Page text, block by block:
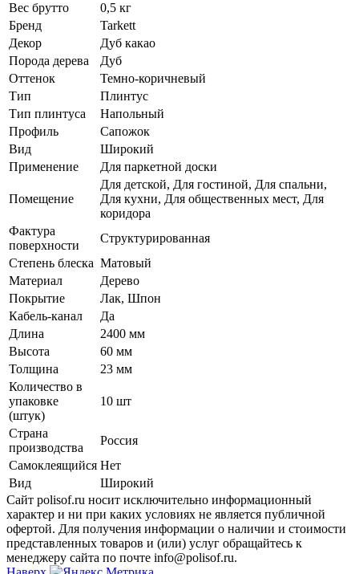
Вес брутто
0,5 кг
Бренд
Tarkett
Декор
Дуб какао
Порода дерева
Дуб
Оттенок
Темно-коричневый
Тип
Плинтус
Тип плинтуса
Напольный
Профиль
Сапожок
Вид
Широкий
Применение
Для паркетной доски
Помещение
Для детской, Для гостиной, Для спальни,
Для кухни, Для общественных мест, Для
коридора
Фактура
поверхности
Структурированная
Степень блеска Матовый
Материал
Дерево
Покрытие
Лак, Шпон
Кабель-канал
Да
Длина
2400 мм
Высота
60 мм
Толщина
23 мм
Количество в
упаковке
(штук)
10 шт
Страна
производства
Россия
Самоклеящийся Нет
Вид
Широкий
Сайт polisof.ru носит исключительно информационный
характер и ни при каких условиях не является публичной
офертой. Для получения информации о наличии и стоимости
представленных товаров и (или) услуг обращайтесь к
менеджеру сайта по почте info@polisof.ru.